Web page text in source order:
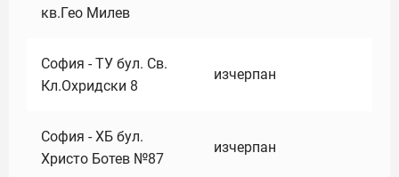
кв.Гео Милев
София - ТУ бул. Св.
Кл.Охридски 8
изчерпан
София - ХБ бул.
Христо Ботев №87
изчерпан